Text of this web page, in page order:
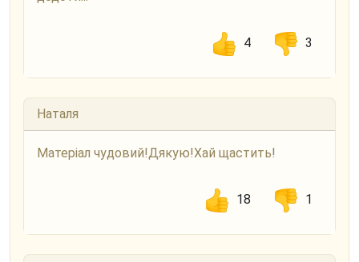
4 3
Наталя
Матеріал чудовий!Дякую!Хай щастить!
18 1